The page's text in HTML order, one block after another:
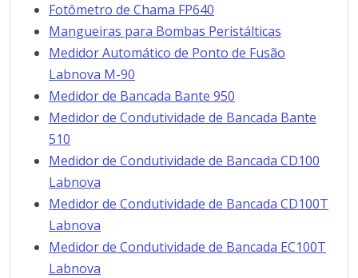
Fotômetro de Chama FP640
Mangueiras para Bombas Peristálticas
Medidor Automático de Ponto de Fusão
Labnova M-90
Medidor de Bancada Bante 950
Medidor de Condutividade de Bancada Bante
510
Medidor de Condutividade de Bancada CD100
Labnova
Medidor de Condutividade de Bancada CD100T
Labnova
Medidor de Condutividade de Bancada EC100T
Labnova